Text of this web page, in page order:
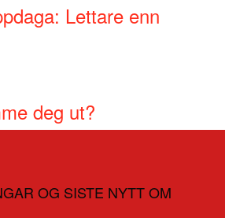
Lettare enn
deg ut?
OG SISTE NYTT OM